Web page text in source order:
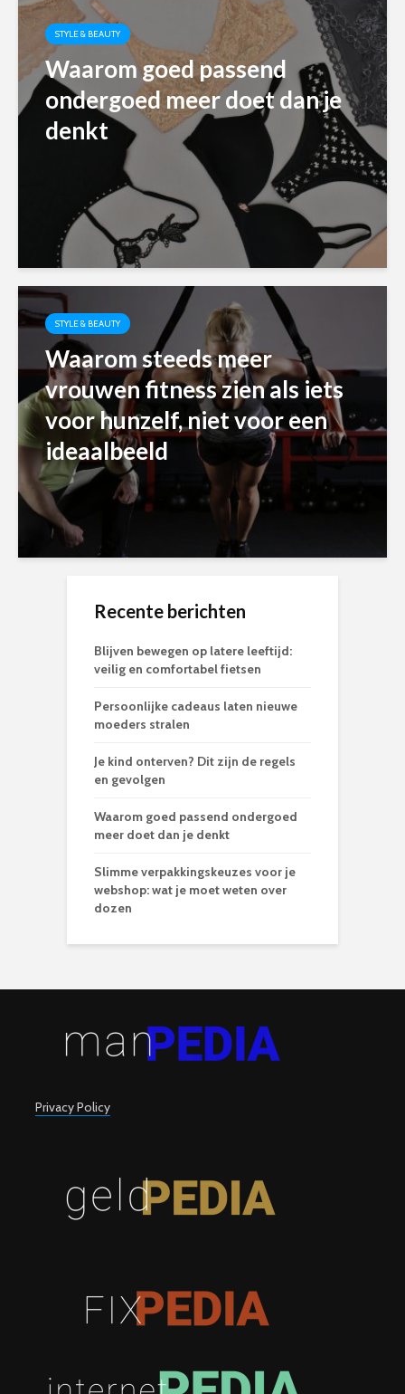
STYLE & BEAUTY
Waarom goed passend
ondergoed meer doet dan je
denkt
STYLE & BEAUTY
Waarom steeds meer
vrouwen fitness zien als iets
voor hunzelf, niet voor een
ideaalbeeld
Recente berichten
Blijven bewegen op latere leeftijd:
veilig en comfortabel fietsen
Persoonlijke cadeaus laten nieuwe
moeders stralen
Je kind onterven? Dit zijn de regels
en gevolgen
Waarom goed passend ondergoed
meer doet dan je denkt
Slimme verpakkingskeuzes voor je
webshop: wat je moet weten over
dozen
Privacy Policy